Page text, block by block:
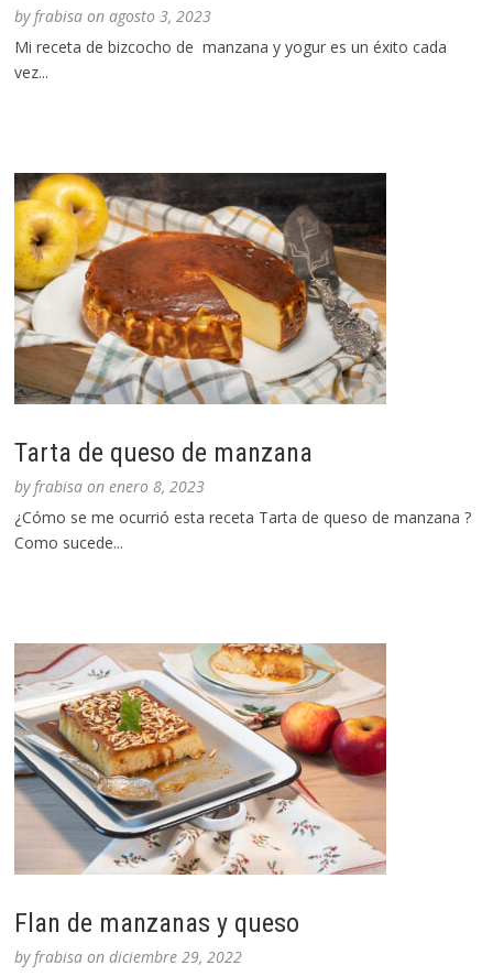
byfrabisa onagosto 3, 2023
Mi receta de bizcocho de manzana y yogur es un éxito cada
vez...
Tarta de queso de manzana
byfrabisa onenero 8, 2023
¿Cómo se me ocurrió esta receta Tarta de queso de manzana ?
Como sucede...
Flan de manzanas y queso
byfrabisa ondiciembre 29, 2022